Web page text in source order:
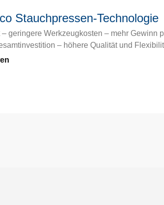
Stauchpressen-Technologie
– geringere Werkzeugkosten – mehr Gewinn
– höhere Qualität und